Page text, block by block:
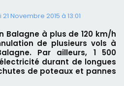
Novembre 2015 à 13:01
Balagne à plus de 120 km/h
de plusieurs vols à
Par ailleurs, 1 500
durant de longues
de poteaux et pannes